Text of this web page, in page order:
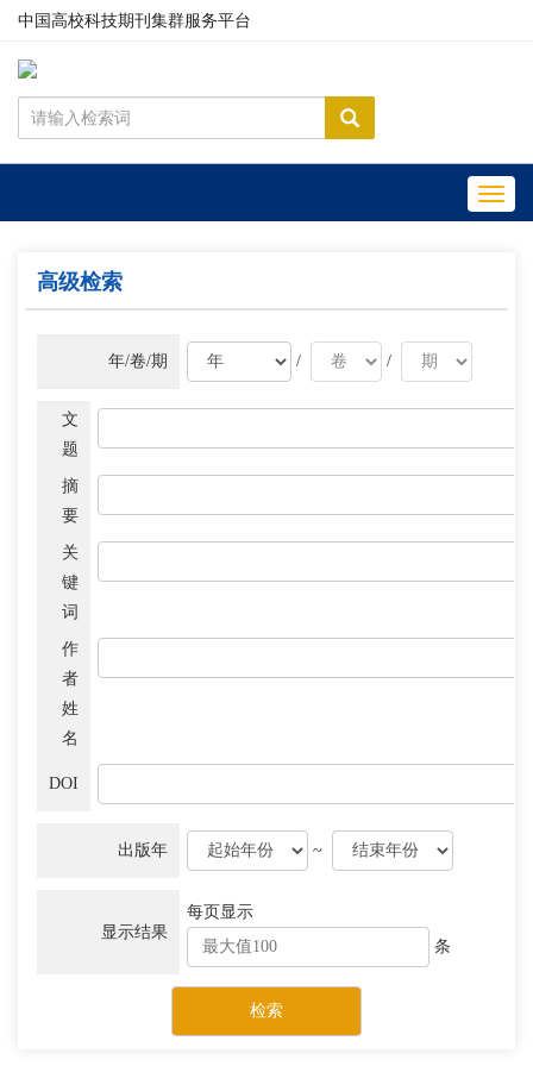
中国高校科技期刊集群服务平台
高级检索
年/卷/期 / /
文
题
摘
要
关
键
词
作
者
姓
名
DOI
出版年 ~
显示结果
每页显示
条